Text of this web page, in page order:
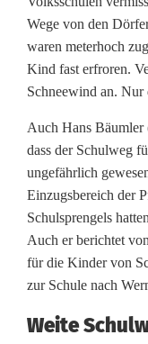
Wege von den
waren meterhoch
Kind fast erfroren.
Schneewind an. Nur
Auch Hans Bäumler
dass der Schulweg
ungefährlich
Einzugsbereich der
Schulsprengels
Auch er berichtet
für die Kinder von
zur Schule nach
Weite